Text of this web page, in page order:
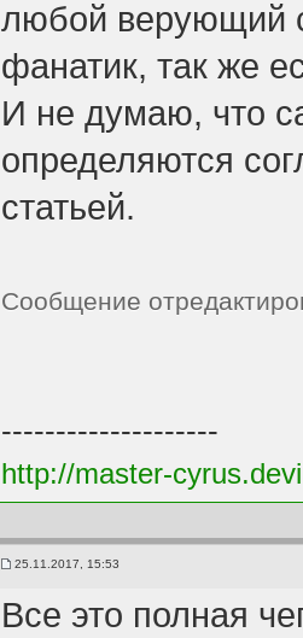
любой верующий
фанатик, так же
И не думаю, что
определяются
статьей.
Сообщение
--------------------
http://master-
25.11.2017, 15:53
Все это полная